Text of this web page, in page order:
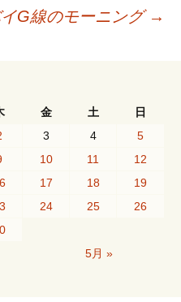
G線のモーニング →
金 土
日
3 4
5
10 11
12
17 18
19
24 25
26
5月 »